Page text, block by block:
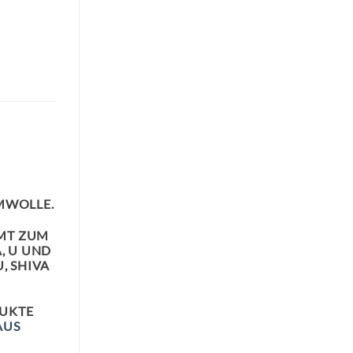
ZUM
U UND
SHIVA